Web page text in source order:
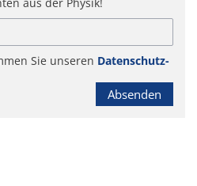
Sie unseren Datenschutz-
Absenden